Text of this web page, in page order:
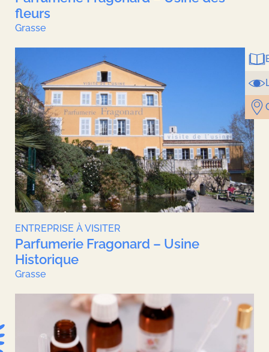
fleurs
Grasse
ENTREPRISE À VISITER
Parfumerie Fragonard – Usine
Historique
Grasse